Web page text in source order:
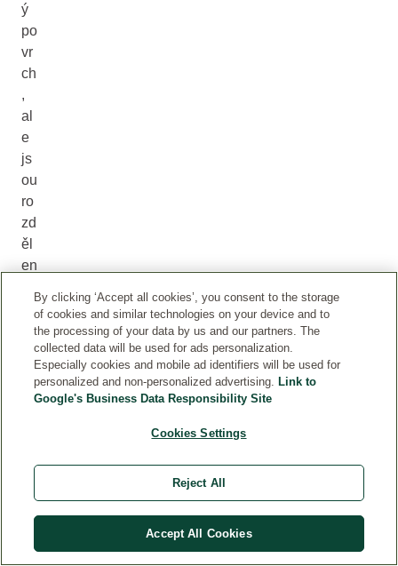
ý
po
vr
ch
,
al
e
js
ou
ro
zd
ěl
en
nk
čá
By clicking ‘Accept all cookies’, you consent to the storage
of cookies and similar technologies on your device and to
the processing of your data by us and our partners. The
collected data will be used for ads personalization.
Especially cookies and mobile ad identifiers will be used for
personalized and non-personalized advertising. Link to
Google's Business Data Responsibility Site
Cookies Settings
Reject All
Accept All Cookies